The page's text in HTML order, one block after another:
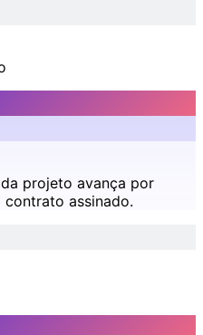
projeto avança por
assinado.